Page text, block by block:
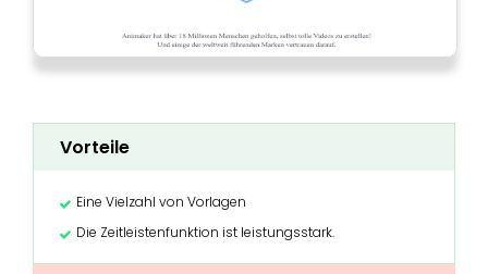
Vorteile
Eine Vielzahl von Vorlagen
Die Zeitleistenfunktion ist leistungsstark.